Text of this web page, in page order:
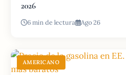
2026
6 min de lectura Ago 26
AMERICANO